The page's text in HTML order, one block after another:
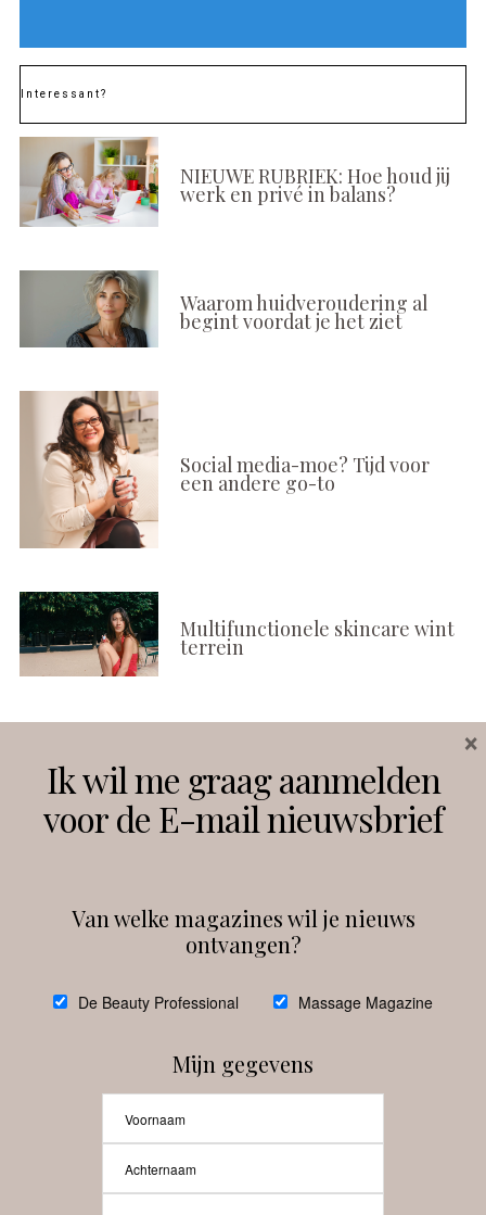
Interessant?
NIEUWE RUBRIEK: Hoe houd jij
werk en privé in balans?
Waarom huidveroudering al
begint voordat je het ziet
Social media-moe? Tijd voor
een andere go-to
Multifunctionele skincare wint
terrein
Instagram Facebook
debeautyprofessional
Ik wil me graag aanmelden
voor de E-mail nieuwsbrief
Van welke magazines wil je nieuws
ontvangen?
De Beauty Professional Massage Magazine
Mijn gegevens
×